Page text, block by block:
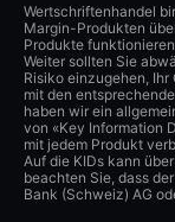
Wertschriftenhandel
Margin-Produkten
Produkte
Weiter sollten Sie
Risiko einzugehen, Ihr
mit den
haben wir ein
von «Key Information
mit jedem Produkt
Auf die KIDs kann
beachten Sie, dass
Bank (Schweiz) AG